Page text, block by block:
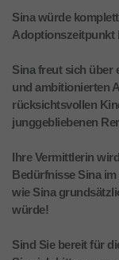
Sina würde
Adoptionszeitpunkt
Sina freut sich über
und ambitionierten
rücksichtsvollen
junggebliebenen
Ihre Vermittlerin
Bedürfnisse Sina
wie Sina
würde!
Sind Sie bereit für